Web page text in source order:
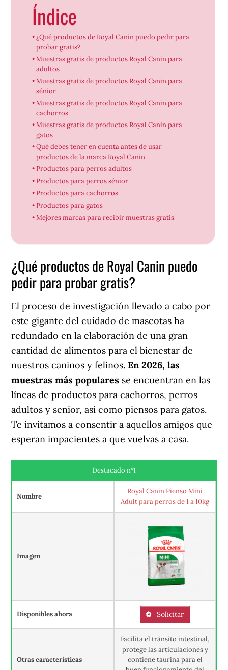
Índice
¿Qué productos de Royal Canin puedo pedir para
probar gratis?
Muestras gratis de productos Royal Canin para
adultos
Muestras gratis de productos Royal Canin para
sénior
Muestras gratis de productos Royal Canin para
cachorros
Muestras gratis de productos Royal Canin para
gatos
Qué debes tener en cuenta antes de usar
productos de la marca Royal Canin
Productos para perros adultos
Productos para perros sénior
Productos para cachorros
Productos para gatos
Mejores marcas para recibir muestras gratis
¿Qué productos de Royal Canin puedo
pedir para probar gratis?
El proceso de investigación llevado a cabo por
este gigante del cuidado de mascotas ha
redundado en la elaboración de una gran
cantidad de alimentos para el bienestar de
nuestros caninos y felinos.En 2026, las
muestras más populares se encuentran en las
líneas de productos para cachorros, perros
adultos y senior, así como piensos para gatos.
Te invitamos a consentir a aquellos amigos que
esperan impacientes a que vuelvas a casa.
Destacado nº1
Nombre
Royal Canin Pienso Mini
Adult para perros de 1 a 10kg
Imagen
Disponibles ahora Solicitar
Otras características
Facilita el tránsito intestinal,
protege las articulaciones y
contiene taurina para el